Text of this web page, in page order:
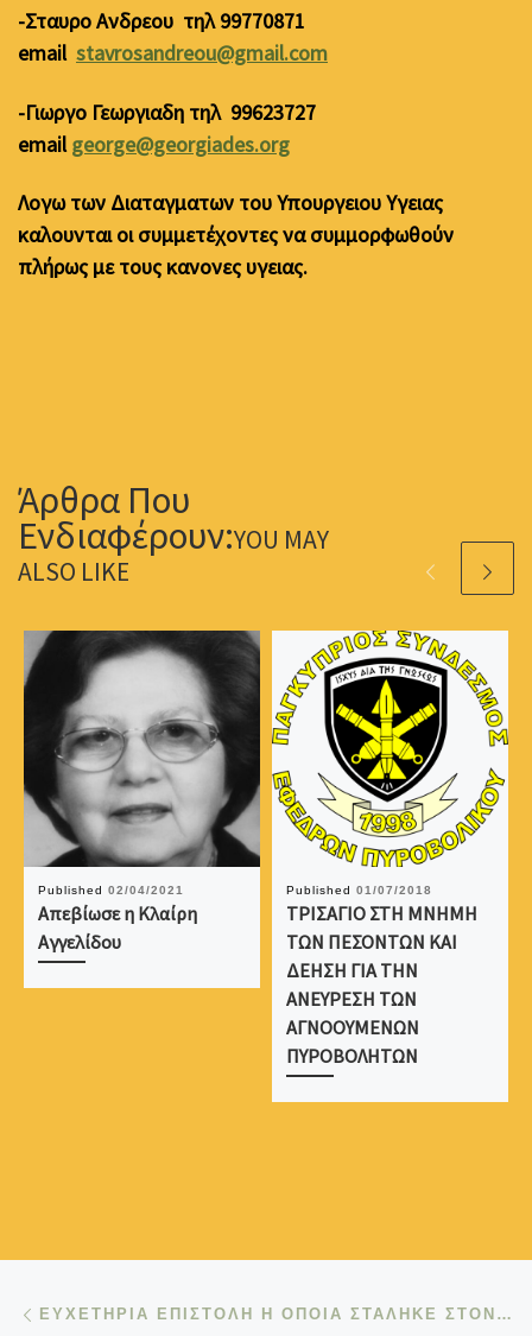
-Σταυρο Ανδρεου τηλ 99770871
email stavrosandreou@gmail.com
-Γιωργο Γεωργιαδη τηλ 99623727
emailgeorge@georgiades.org
Λογω των Διαταγματων του Υπουργειου Υγειας
καλουνται οι συμμετέχοντες να συμμορφωθούν
πλήρως με τους κανονες υγειας.
YOU MAY
ALSO LIKE
Published 02/04/2021
Απεβίωσε η Κλαίρη
Αγγελίδου
Published 01/07/2018
ΤΡΙΣΑΓΙΟ ΣΤΗ ΜΝΗΜΗ
ΤΩΝ ΠΕΣΟΝΤΩΝ ΚΑΙ
ΔΕΗΣΗ ΓΙΑ ΤΗΝ
ΑΝΕΥΡΕΣΗ ΤΩΝ
ΑΓΝΟΟΥΜΕΝΩΝ
ΠΥΡΟΒΟΛΗΤΩΝ
Post navigation ΕΥΧΕΤΗΡΙΑ ΕΠΙΣΤΟΛΗ Η ΟΠΟΙΑ ΣΤΑΛΗΚΕ ΣΤΟΝ ΝΕΟ ΑΡΧΗΓΟ ΤΗΣ ΕΘΝΙΚΗΣ ΦΡΟΥΡΑΣ ΓΙΑ ΤΗΝ ΑΝΑΛΗΨΗ ΤΩΝ ΚΑΘΗΚΟΝΤΩΝ ΤΟΥ